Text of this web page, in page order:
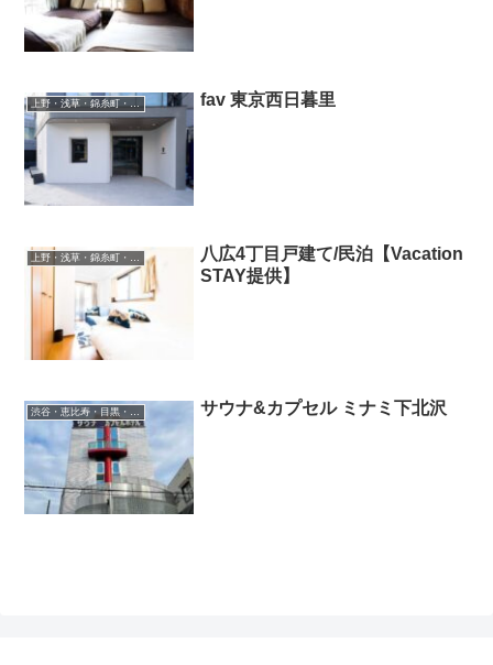
fav 東京西日暮里
八広4丁目戸建て/民泊【Vacation
STAY提供】
サウナ&カプセル ミナミ下北沢